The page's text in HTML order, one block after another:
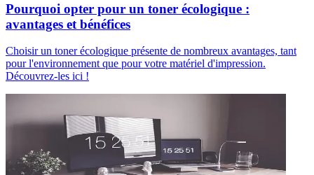
Pourquoi opter pour un toner écologique :
avantages et bénéfices
Choisir un toner écologique présente de nombreux avantages, tant
pour l'environnement que pour votre matériel d'impression.
Découvrez-les ici !